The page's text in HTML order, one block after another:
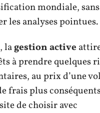
mondiale,
les analyses pointues.
lagestion active
à prendre quelques
au prix d’une
frais plus
de choisir avec